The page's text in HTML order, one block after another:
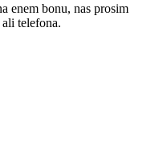
enem bonu, nas prosim
telefona.